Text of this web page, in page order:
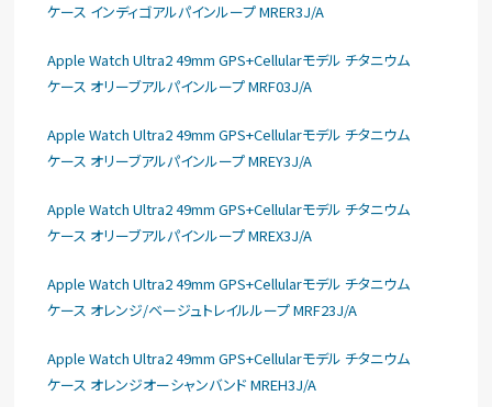
ケース インディゴアルパインループ MRER3J/A
Apple Watch Ultra2 49mm GPS+Cellularモデル チタニウム
ケース オリーブアルパインループ MRF03J/A
Apple Watch Ultra2 49mm GPS+Cellularモデル チタニウム
ケース オリーブアルパインループ MREY3J/A
Apple Watch Ultra2 49mm GPS+Cellularモデル チタニウム
ケース オリーブアルパインループ MREX3J/A
Apple Watch Ultra2 49mm GPS+Cellularモデル チタニウム
ケース オレンジ/ベージュトレイルループ MRF23J/A
Apple Watch Ultra2 49mm GPS+Cellularモデル チタニウム
ケース オレンジオーシャンバンド MREH3J/A